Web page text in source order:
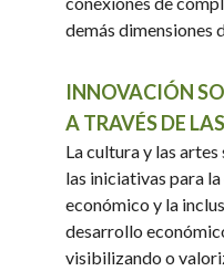
demás dimensiones
INNOVACIÓN
A TRAVÉS DE
La cultura y las
las iniciativas para
económico y la
desarrollo
visibilizando o